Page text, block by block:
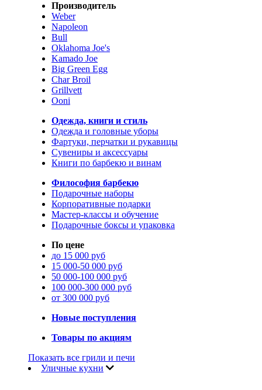
Производитель
Weber
Napoleon
Bull
Oklahoma Joe's
Kamado Joe
Big Green Egg
Char Broil
Grillvett
Ooni
Одежда, книги и стиль
Одежда и головные уборы
Фартуки, перчатки и рукавицы
Сувениры и аксессуары
Книги по барбекю и винам
Философия барбекю
Подарочные наборы
Корпоративные подарки
Мастер-классы и обучение
Подарочные боксы и упаковка
По цене
до 15 000 руб
15 000-50 000 руб
50 000-100 000 руб
100 000-300 000 руб
от 300 000 руб
Новые поступления
Товары по акциям
Показать все грили и печи
Уличные кухни